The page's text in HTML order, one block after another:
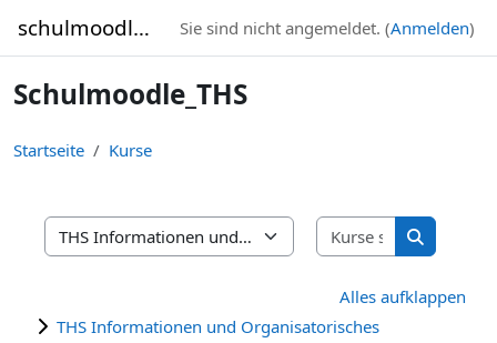
schulmoodle_THS Sie sind nicht angemeldet. (Anmelden)
Schulmoodle_THS
Startseite Kurse
Kursbereiche
Kurse suchen
Kurse
Alles aufklappen
THS Informationen und Organisatorisches